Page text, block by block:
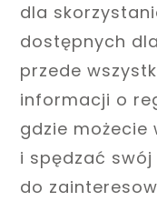
dla
dostępnych
przede
informacji o
gdzie możecie
i spędzać
do